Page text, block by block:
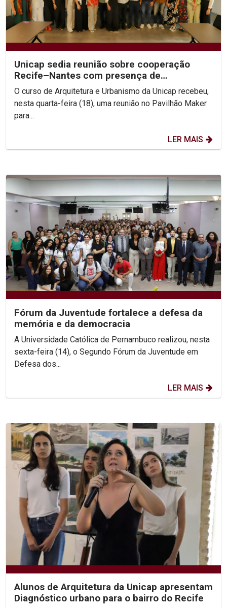
Unicap sedia reunião sobre cooperação
Recife–Nantes com presença de
secretários do Recife
O curso de Arquitetura e Urbanismo da Unicap recebeu,
nesta quarta-feira (18), uma reunião no Pavilhão Maker
para...
LER MAIS
Fórum da Juventude fortalece a defesa da
memória e da democracia
A Universidade Católica de Pernambuco realizou, nesta
sexta-feira (14), o Segundo Fórum da Juventude em
Defesa dos...
LER MAIS
Alunos de Arquitetura da Unicap apresentam
Diagnóstico urbano para o bairro do Recife